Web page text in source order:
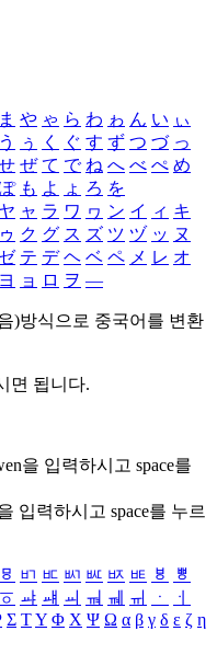
ま や ゃ ら わ ゎ ん い ぃ
う ぅ く ぐ す ず つ づ っ
ぜ て で ね へ べ ぺ め
も よ ょ ろ を
ヤ ャ ラ ワ ヮ ン イ ィ キ
ゥ ク グ ス ズ ツ ヅ ッ ヌ
ゼ テ デ ヘ ベ ペ メ レ オ
ヨ ョ ロ ヲ ―
)방식으로 중국어를 변환
면 됩니다.
을 입력하시고 space를
입력하시고 space를 누르
ㅱ ㅲ ㅳ ㅴ ㅵ ㅶ ㅷ ㅸ
ㅹ
ㆆ ㆇ ㆈ ㆉ ㆊ ㆋ ㆌ ㆍ
ㆎ
Σ ΤΥ Φ Χ Ψ Ω α β γ δ ε ζ η